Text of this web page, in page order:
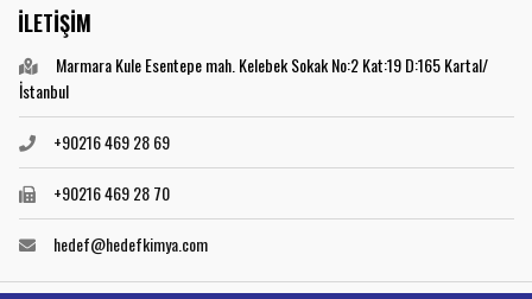
İLETİŞİM
Marmara Kule Esentepe mah. Kelebek Sokak No:2 Kat:19 D:165 Kartal/
İstanbul
+90216 469 28 69
+90216 469 28 70
hedef@hedefkimya.com